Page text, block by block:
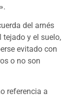
del arnés
tejado y el suelo,
evitado con
o no son
referencia a